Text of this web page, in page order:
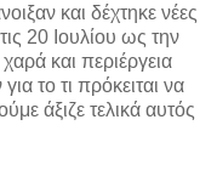
και δέχτηκε νέες
20 Ιουλίου ως την
και περιέργεια
το τι πρόκειται να
άξιζε τελικά αυτός